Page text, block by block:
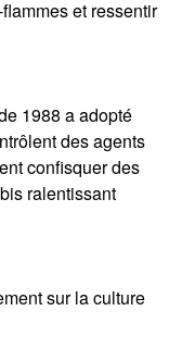
et ressentir
1988 a adopté
des agents
confisquer des
ralentissant
sur la culture